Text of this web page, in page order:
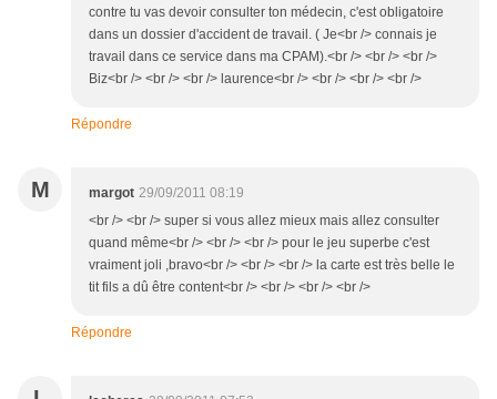
contre tu vas devoir consulter ton médecin, c'est obligatoire
dans un dossier d'accident de travail. ( Je<br /> connais je
travail dans ce service dans ma CPAM).<br /> <br /> <br />
Biz<br /> <br /> <br /> laurence<br /> <br /> <br /> <br />
Répondre
M margot 29/09/2011 08:19
<br /> <br /> super si vous allez mieux mais allez consulter
quand même<br /> <br /> <br /> pour le jeu superbe c'est
vraiment joli ,bravo<br /> <br /> <br /> la carte est très belle le
tit fils a dû être content<br /> <br /> <br /> <br />
Répondre